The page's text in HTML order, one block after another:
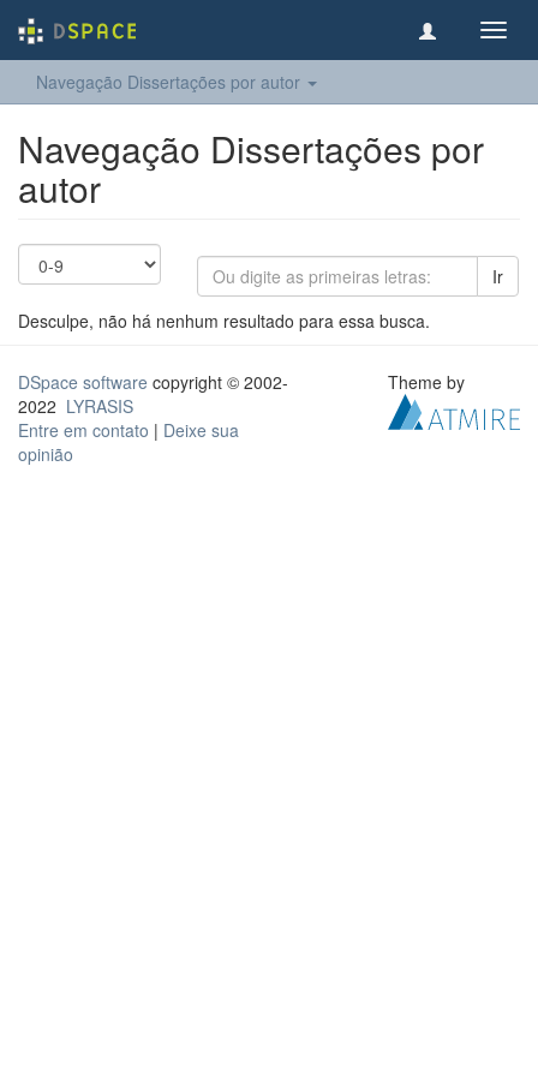
Navegação Dissertações por autor
Navegação Dissertações por
autor
Ir
Desculpe, não há nenhum resultado para essa busca.
DSpace software copyright © 2002-
2022 LYRASIS
Entre em contato | Deixe sua
opinião
Theme by